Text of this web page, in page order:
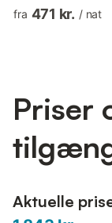
the metro.
fra 471 kr. / nat
Priser
Aktuelle